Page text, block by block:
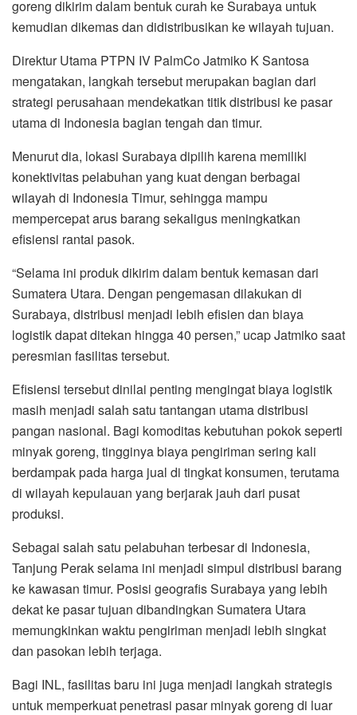
goreng dikirim dalam bentuk curah ke Surabaya untuk
kemudian dikemas dan didistribusikan ke wilayah tujuan.
Direktur Utama PTPN IV PalmCo Jatmiko K Santosa
mengatakan, langkah tersebut merupakan bagian dari
strategi perusahaan mendekatkan titik distribusi ke pasar
utama di Indonesia bagian tengah dan timur.
Menurut dia, lokasi Surabaya dipilih karena memiliki
konektivitas pelabuhan yang kuat dengan berbagai
wilayah di Indonesia Timur, sehingga mampu
mempercepat arus barang sekaligus meningkatkan
efisiensi rantai pasok.
“Selama ini produk dikirim dalam bentuk kemasan dari
Sumatera Utara. Dengan pengemasan dilakukan di
Surabaya, distribusi menjadi lebih efisien dan biaya
logistik dapat ditekan hingga 40 persen,” ucap Jatmiko saat
peresmian fasilitas tersebut.
Efisiensi tersebut dinilai penting mengingat biaya logistik
masih menjadi salah satu tantangan utama distribusi
pangan nasional. Bagi komoditas kebutuhan pokok seperti
minyak goreng, tingginya biaya pengiriman sering kali
berdampak pada harga jual di tingkat konsumen, terutama
di wilayah kepulauan yang berjarak jauh dari pusat
produksi.
Sebagai salah satu pelabuhan terbesar di Indonesia,
Tanjung Perak selama ini menjadi simpul distribusi barang
ke kawasan timur. Posisi geografis Surabaya yang lebih
dekat ke pasar tujuan dibandingkan Sumatera Utara
memungkinkan waktu pengiriman menjadi lebih singkat
dan pasokan lebih terjaga.
Bagi INL, fasilitas baru ini juga menjadi langkah strategis
untuk memperkuat penetrasi pasar minyak goreng di luar